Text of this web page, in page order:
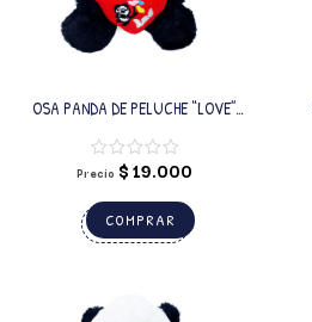
OSA PANDA DE PELUCHE “LOVE”
CON LUCES
Precio $19.000
COMPRAR